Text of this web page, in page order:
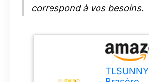
correspond à vos besoins.
TLSUNNY